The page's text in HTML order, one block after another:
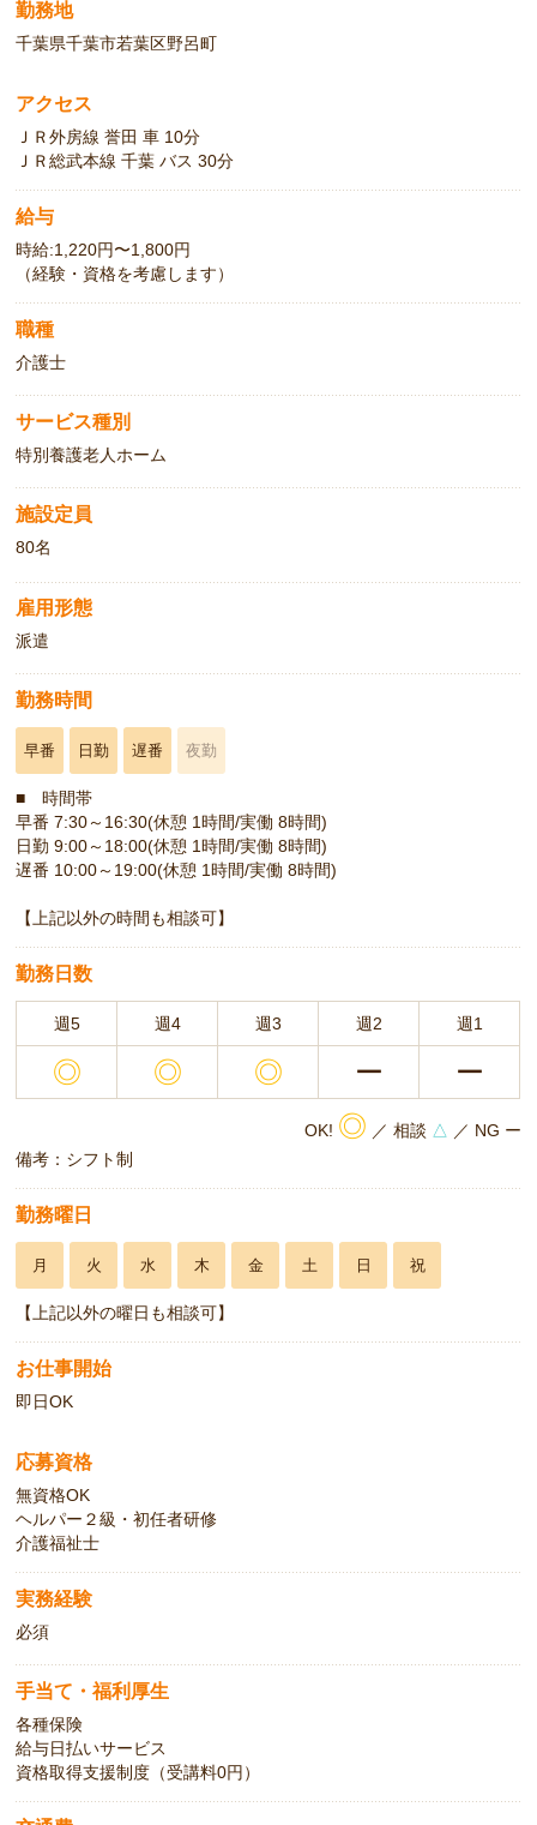
勤務地
千葉県千葉市若葉区野呂町
アクセス
ＪＲ外房線 誉田 車 10分
ＪＲ総武本線 千葉 バス 30分
給与
時給:1,220円〜1,800円
（経験・資格を考慮します）
職種
介護士
サービス種別
特別養護老人ホーム
施設定員
80名
雇用形態
派遣
勤務時間
早番 日勤 遅番 夜勤
■ 時間帯
早番 7:30～16:30(休憩 1時間/実働 8時間)
日勤 9:00～18:00(休憩 1時間/実働 8時間)
遅番 10:00～19:00(休憩 1時間/実働 8時間)
【上記以外の時間も相談可】
勤務日数
週5 週4 週3 週2 週1
◎ ◎ ◎ ー ー
OK! ◎ ／ 相談 △ ／ NG ー
備考：シフト制
勤務曜日
月 火 水 木 金 土 日 祝
【上記以外の曜日も相談可】
お仕事開始
即日OK
応募資格
無資格OK
ヘルパー２級・初任者研修
介護福祉士
実務経験
必須
手当て・福利厚生
各種保険
給与日払いサービス
資格取得支援制度（受講料0円）